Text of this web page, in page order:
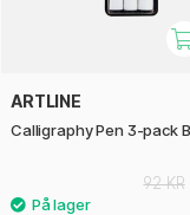
ARTLINE
Calligraphy Pen 3-pack
92 KR